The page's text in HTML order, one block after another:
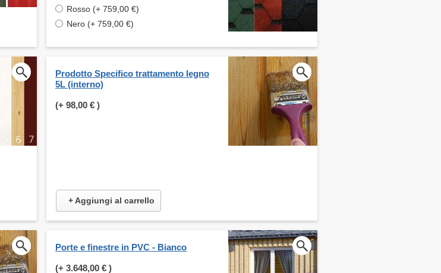
Rosso (+ 759,00 €)
Nero (+ 759,00 €)
Prodotto Specifico trattamento legno
5L (interno)
(+ 98,00 € )
+ Aggiungi al carrello
Porte e finestre in PVC - Bianco
(+ 3.648,00 € )